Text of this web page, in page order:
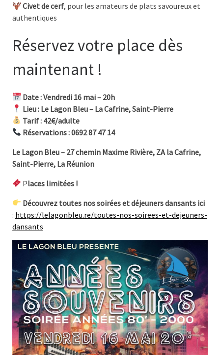
Civet de cerf, pour les amateurs de plats savoureux et
authentiques
Réservez votre place dès
maintenant !
Date : Vendredi 16 mai – 20h
Lieu : Le Lagon Bleu – La Cafrine, Saint-Pierre
Tarif : 42€/adulte
Réservations : 0692 87 47 14
Le Lagon Bleu – 27 chemin Maxime Rivière, ZA la Cafrine,
Saint-Pierre, La Réunion
Places limitées !
Découvrez toutes nos soirées et déjeuners dansants ici
: https://lelagonbleu.re/toutes-nos-soirees-et-dejeuners-
dansants